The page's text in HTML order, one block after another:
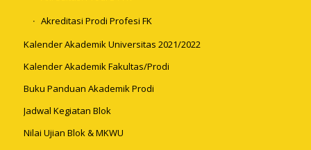
Akreditasi Prodi Profesi FK
Kalender Akademik Universitas 2021/2022
Kalender Akademik Fakultas/Prodi
Buku Panduan Akademik Prodi
Jadwal Kegiatan Blok
Nilai Ujian Blok & MKWU